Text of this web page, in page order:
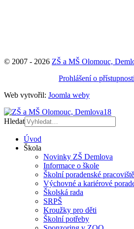
© 2007 - 2026 ZŠ a MŠ Olomouc,
Prohlášení o přístupnosti
Web vytvořil: Joomla weby
Hledat
Úvod
Škola
Novinky ZŠ Demlova
Informace o škole
Školní poradenské pracoviště
Výchovné a kariérové
Školská rada
SRPŠ
Kroužky pro děti
Školní potřeby